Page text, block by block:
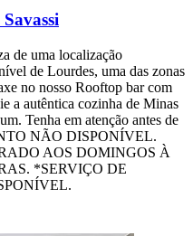
de uma localização
de Lourdes, uma das zonas
no nosso Rooftop bar com
a autêntica cozinha de Minas
Tenha em atenção antes de
NÃO DISPONÍVEL.
AOS DOMINGOS À
*SERVIÇO DE